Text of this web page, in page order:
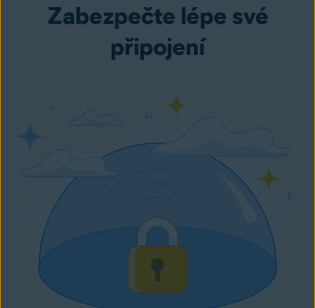
Zabezpečte lépe své
připojení